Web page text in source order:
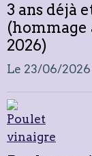
3 ans déjà
(hommage
2026)
Le 23/06/2026